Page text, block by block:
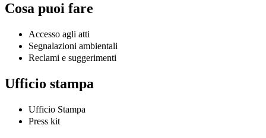
Cosa puoi fare
Accesso agli atti
Segnalazioni ambientali
Reclami e suggerimenti
Ufficio stampa
Ufficio Stampa
Press kit